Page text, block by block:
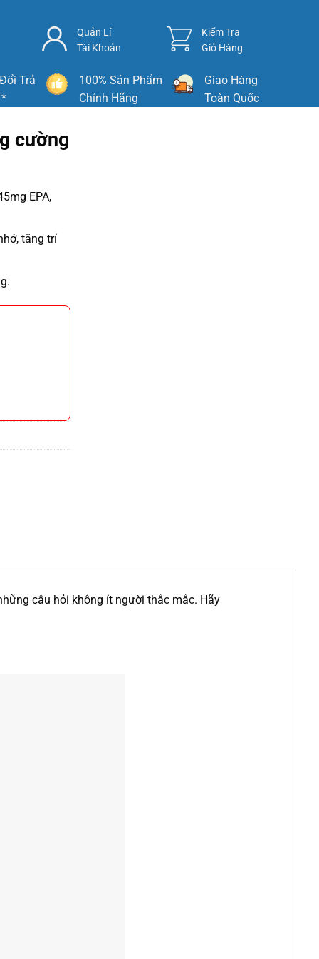
Quản Lí
Tài Khoản
Kiểm Tra
Giỏ Hàng
Trả
100% Sản Phẩm
Chính Hãng
Giao Hàng
Toàn Quốc
cường
EPA,
tăng trí
câu hỏi không ít người thắc mắc. Hãy